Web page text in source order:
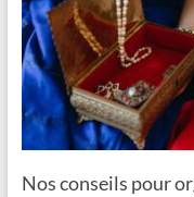
Nos conseils pour